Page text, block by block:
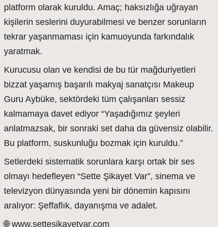
platform olarak kuruldu. Amaç; haksızlığa uğrayan
kişilerin seslerini duyurabilmesi ve benzer sorunların
tekrar yaşanmaması için kamuoyunda farkındalık
yaratmak.
Kurucusu olan ve kendisi de bu tür mağduriyetleri
bizzat yaşamış başarılı makyaj sanatçısı Makeup
Guru Aybüke, sektördeki tüm çalışanları sessiz
kalmamaya davet ediyor “Yaşadığımız şeyleri
anlatmazsak, bir sonraki set daha da güvensiz olabilir.
Bu platform, suskunluğu bozmak için kuruldu.”
Setlerdeki sistematik sorunlara karşı ortak bir ses
olmayı hedefleyen “Sette Şikayet Var”, sinema ve
televizyon dünyasında yeni bir dönemin kapısını
aralıyor: Şeffaflık, dayanışma ve adalet.
🌐www.settesikayetvar.com